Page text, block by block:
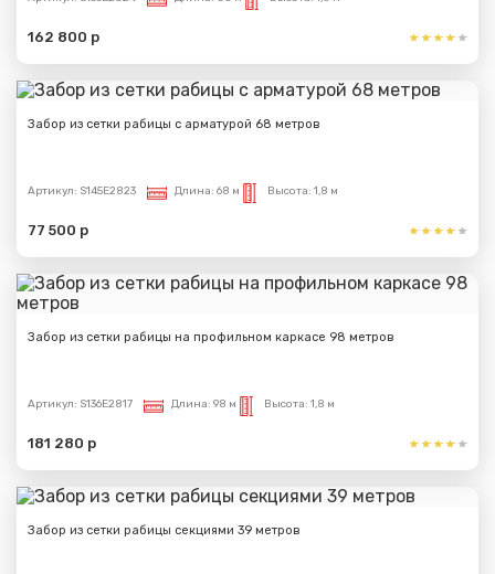
162 800 р
Забор из сетки рабицы с арматурой 68 метров
Артикул: S145E2823 Длина: 68 м Высота: 1,8 м
77 500 р
Забор из сетки рабицы на профильном каркасе 98 метров
Артикул: S136E2817 Длина: 98 м Высота: 1,8 м
181 280 р
Забор из сетки рабицы секциями 39 метров